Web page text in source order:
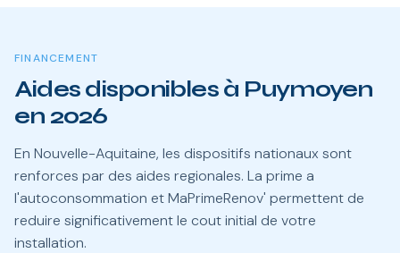
FINANCEMENT
Aides disponibles à Puymoyen
en 2026
En Nouvelle-Aquitaine, les dispositifs nationaux sont
renforces par des aides regionales. La prime a
l'autoconsommation et MaPrimeRenov' permettent de
reduire significativement le cout initial de votre
installation.